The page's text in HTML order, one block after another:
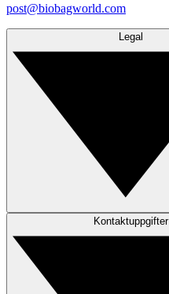
post@biobagworld.com
Legal
Kontaktuppgifter